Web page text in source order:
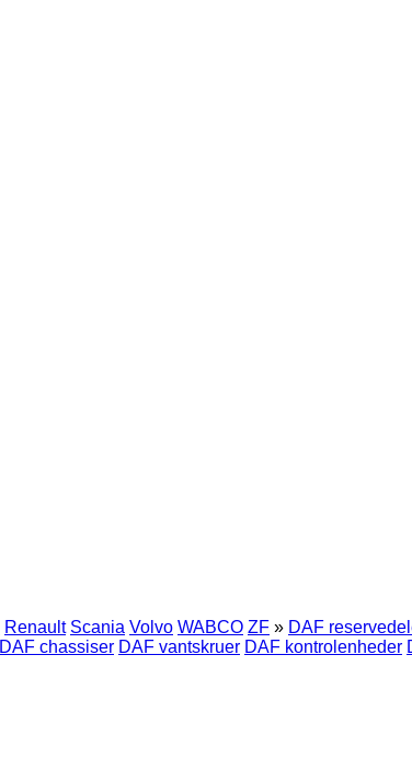
Renault Scania Volvo WABCO ZF » DAF
DAF chassiser DAF vantskruer DAF kontrolenheder